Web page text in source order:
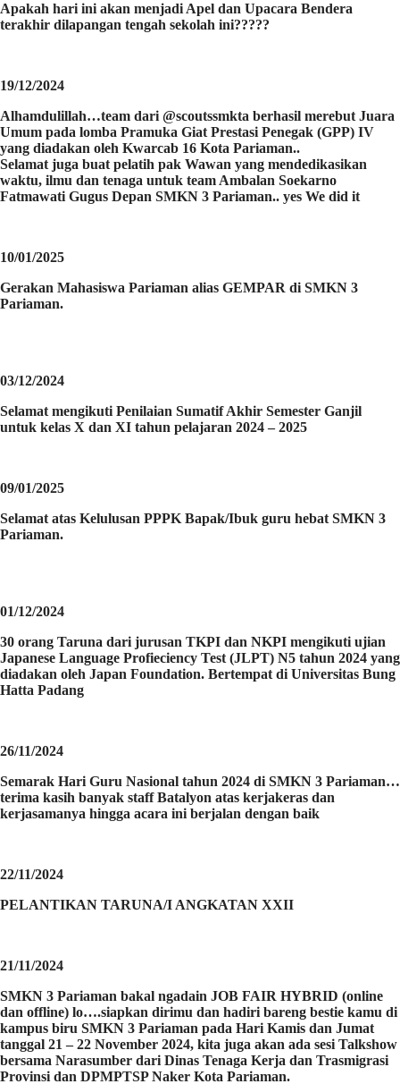
Apakah hari ini akan menjadi Apel dan Upacara Bendera
terakhir dilapangan tengah sekolah ini?????
19/12/2024
Alhamdulillah…team dari @scoutssmkta berhasil merebut Juara
Umum pada lomba Pramuka Giat Prestasi Penegak (GPP) IV
yang diadakan oleh Kwarcab 16 Kota Pariaman..
Selamat juga buat pelatih pak Wawan yang mendedikasikan
waktu, ilmu dan tenaga untuk team Ambalan Soekarno
Fatmawati Gugus Depan SMKN 3 Pariaman.. yes We did it
10/01/2025
Gerakan Mahasiswa Pariaman alias GEMPAR di SMKN 3
Pariaman.
03/12/2024
Selamat mengikuti Penilaian Sumatif Akhir Semester Ganjil
untuk kelas X dan XI tahun pelajaran 2024 – 2025
09/01/2025
Selamat atas Kelulusan PPPK Bapak/Ibuk guru hebat SMKN 3
Pariaman.
01/12/2024
30 orang Taruna dari jurusan TKPI dan NKPI mengikuti ujian
Japanese Language Profieciency Test (JLPT) N5 tahun 2024 yang
diadakan oleh Japan Foundation. Bertempat di Universitas Bung
Hatta Padang
26/11/2024
Semarak Hari Guru Nasional tahun 2024 di SMKN 3 Pariaman…
terima kasih banyak staff Batalyon atas kerjakeras dan
kerjasamanya hingga acara ini berjalan dengan baik
22/11/2024
PELANTIKAN TARUNA/I ANGKATAN XXII
21/11/2024
SMKN 3 Pariaman bakal ngadain JOB FAIR HYBRID (online
dan offline) lo….siapkan dirimu dan hadiri bareng bestie kamu di
kampus biru SMKN 3 Pariaman pada Hari Kamis dan Jumat
tanggal 21 – 22 November 2024, kita juga akan ada sesi Talkshow
bersama Narasumber dari Dinas Tenaga Kerja dan Trasmigrasi
Provinsi dan DPMPTSP Naker Kota Pariaman.